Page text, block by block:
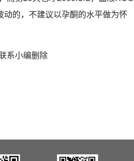
的，不建议以孕酮的水平做为怀
系小编删除